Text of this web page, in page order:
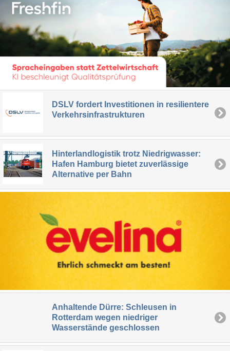
DSLV fordert Investitionen in resilientere
Verkehrsinfrastrukturen
Hinterlandlogistik trotz Niedrigwasser:
Hafen Hamburg bietet zuverlässige
Alternative per Bahn
Anhaltende Dürre: Schleusen in
Rotterdam wegen niedriger
Wasserstände geschlossen